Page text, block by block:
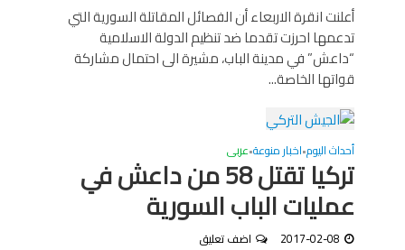
أعلنت انقرة الاربعاء أن الفصائل المقاتلة السورية التي
تدعمها احرزت تقدما ضد تنظيم الدولة الاسلامية
“داعش” في مدينة الباب، مشيرة الى احتمال مشاركة
قواتها الخاصة...
أحداث اليوم•اخبار منوعة•عربى
تركيا تقتل 58 من داعش في
عمليات الباب السورية
2017-02-08 اضف تعليق